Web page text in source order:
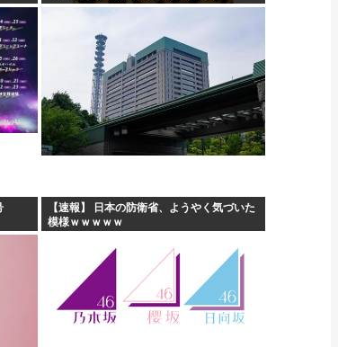
【速報】 日本の防衛省、ようやく気づいた
模様ｗｗｗｗｗ